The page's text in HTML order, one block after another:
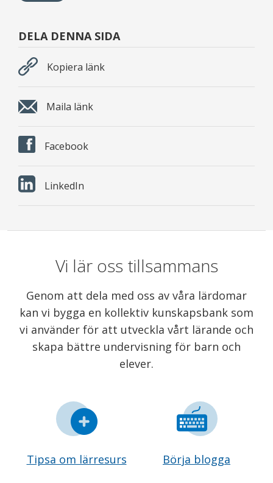
DELA DENNA SIDA
Kopiera länk
Maila länk
Facebook
LinkedIn
Vi lär oss tillsammans
Genom att dela med oss av våra lärdomar
kan vi bygga en kollektiv kunskapsbank som
vi använder för att utveckla vårt lärande och
skapa bättre undervisning för barn och
elever.
Tipsa om lärresurs Börja blogga